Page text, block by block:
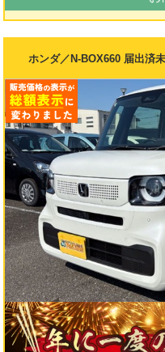
ホンダ／N-BOX660 届出